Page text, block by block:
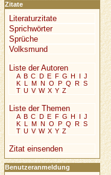
Zitate
Literaturzitate
Sprichwörter
Sprüche
Volksmund
Liste der Autoren
A B C D E F G H I J
K L M N O P Q R S
T U V W X Y Z
Liste der Themen
A B C D E F G H I J
K L M N O P Q R S
T U V W X Y Z
Zitat einsenden
Benutzeranmeldung